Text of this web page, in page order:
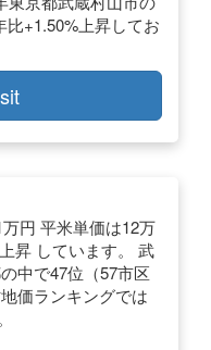
+1.50%上昇してお
円 平米単価は12万
昇 しています。 武
中で47位（57市区
価ランキングでは